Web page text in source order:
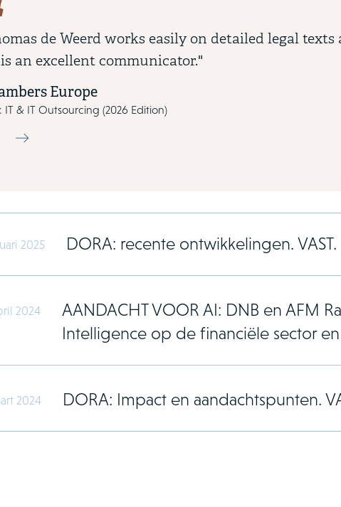
de Weerd works easily on detailed legal
an excellent communicator."
Europe
IT & IT Outsourcing (2026 Edition)
2025 DORA: recente ontwikkelingen. VAST.
2024
AANDACHT VOOR AI: DNB en AFM
Intelligence op de financiële sector en
2024 DORA: Impact en aandachtspunten.